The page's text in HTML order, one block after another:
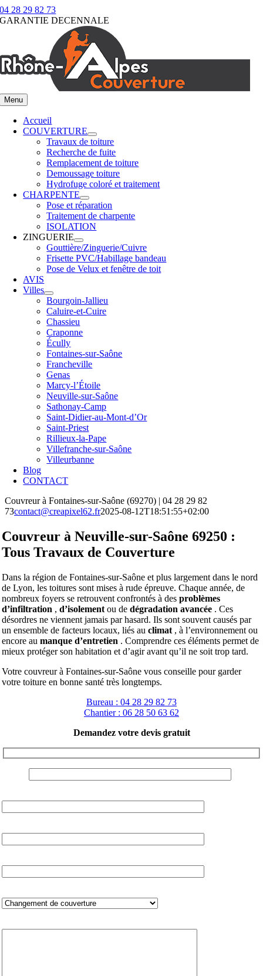
Passer
au
04 28 29 82 73
GARANTIE DECENNALE
Menu
Accueil
COUVERTURE
Travaux de toiture
Recherche de fuite
Remplacement de toiture
Demoussage toiture
Hydrofuge coloré et traitement
CHARPENTE
Pose et réparation
Traitement de charpente
ISOLATION
ZINGUERIE
Gouttière/Zinguerie/Cuivre
Frisette PVC/Habillage bandeau
Pose de Velux et fenêtre de toit
AVIS
Villes
Bourgoin-Jallieu
Caluire-et-Cuire
Chassieu
Craponne
Écully
Fontaines-sur-Saône
Francheville
Genas
Marcy-l’Étoile
Neuville-sur-Saône
Sathonay‑Camp
Saint-Didier-au-Mont-d’Or
Saint-Priest
Rillieux-la-Pape
Villefranche-sur-Saône
Villeurbanne
Blog
CONTACT
Couvreur à Fontaines-sur-Saône (69270) | 04 28 29 82
73contact@creapixel62.fr2025-08-12T18:51:55+02:00
Couvreur à Neuville-sur-Saône 69250 :
Tous Travaux de Couverture
Dans la région de Fontaines-sur-Saône et plus largement dans le nord
de Lyon, les toitures sont mises à rude épreuve. Chaque année, de
nombreux foyers se retrouvent confrontés à des problèmes
d’infiltration , d’isolement ou de dégradation avancée . Ces
désordres ne viennent jamais par hasard. Ils sont souvent causés par
un ensemble de facteurs locaux, liés au climat , à l’environnement ou
encore au manque d’entretien . Comprendre ces éléments permet de
mieux protéger son habitation et d’agir avant qu’il ne soit trop tard.
Votre couvreur à Fontaines-sur-Saône vous conseille pour garder
votre toiture en bonne santé très longtemps.
Bureau : 04 28 29 82 73
Chantier : 06 28 50 63 62
Demandez votre devis gratuit